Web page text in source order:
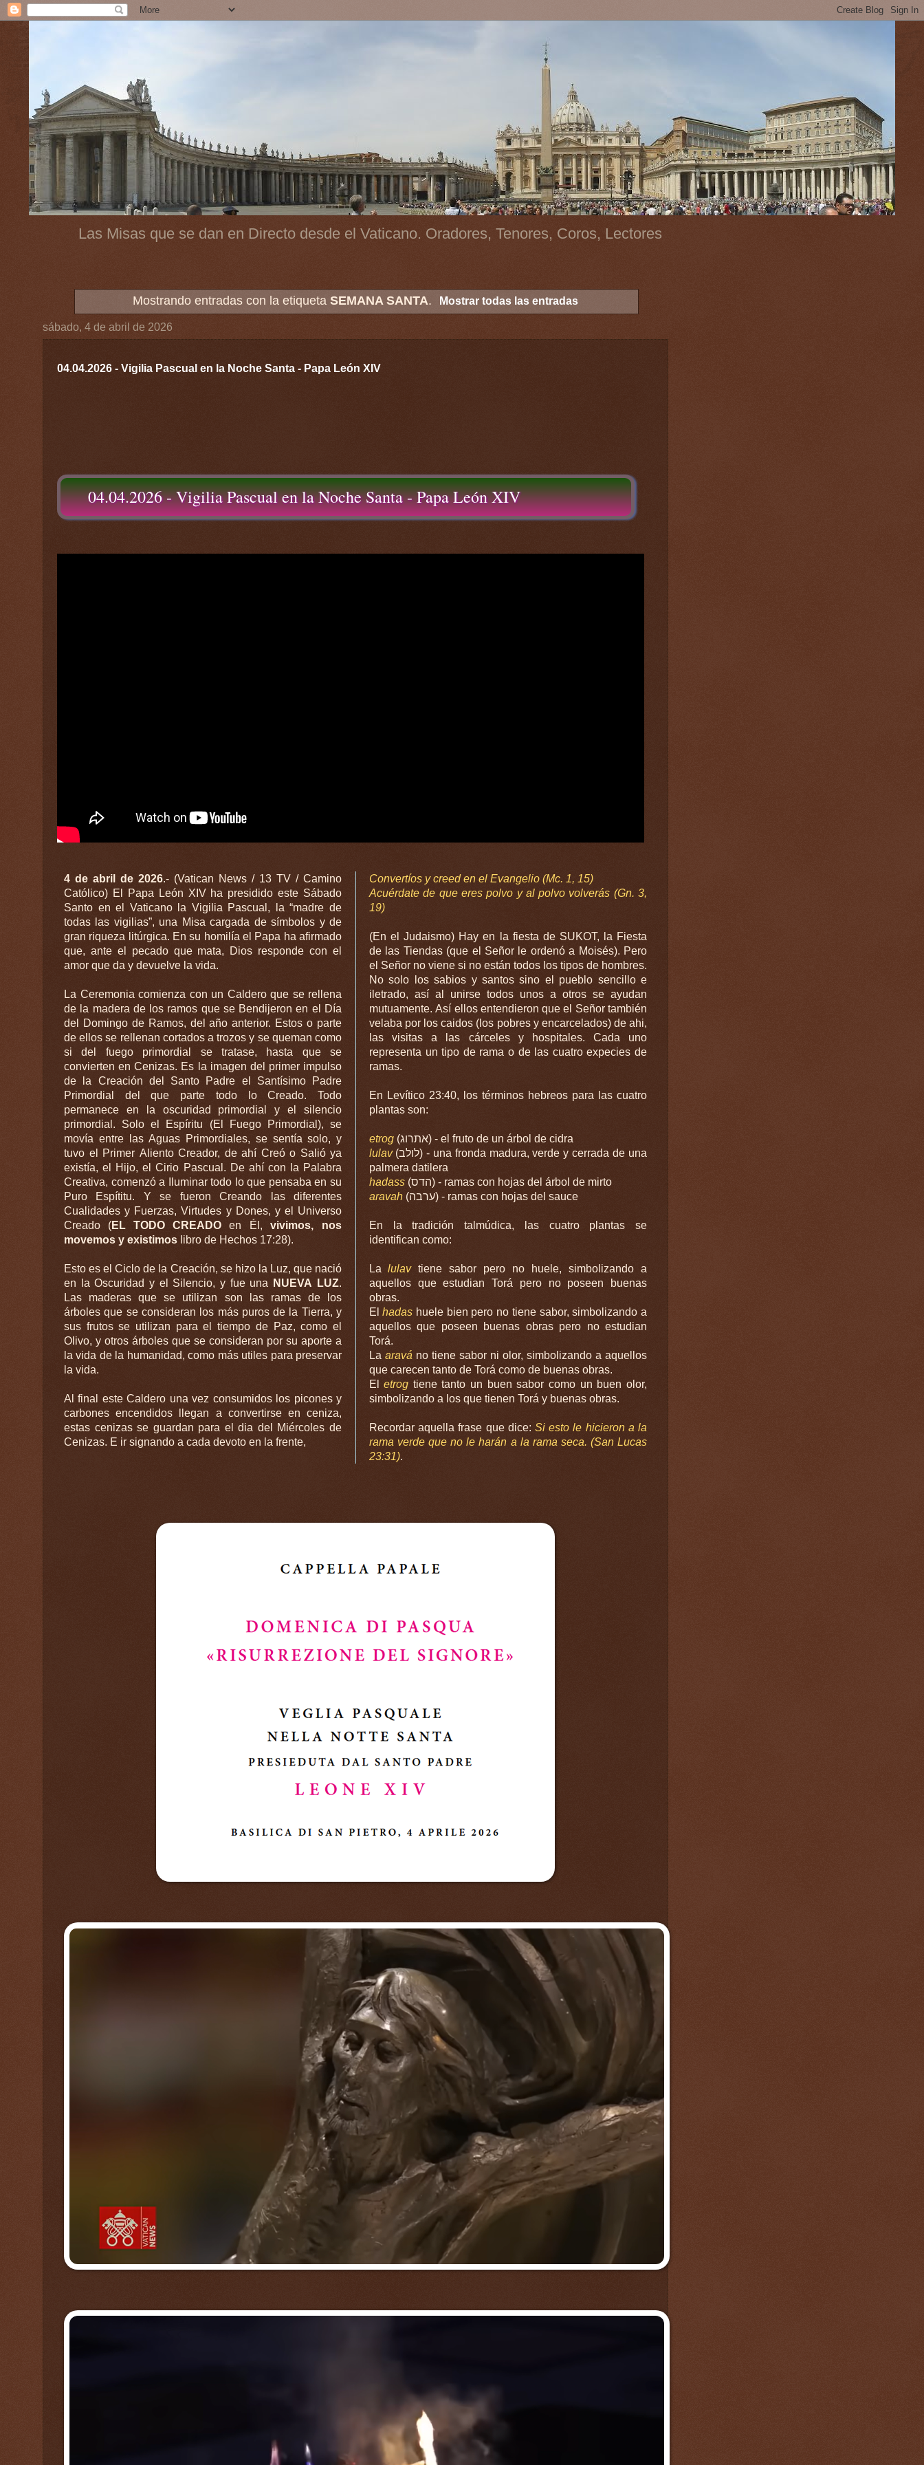
Las Misas que se dan en Directo desde el Vaticano. Oradores, Tenores, Coros, Lectores
Mostrando entradas con la etiqueta SEMANA SANTA. Mostrar todas las entradas
sábado, 4 de abril de 2026
04.04.2026 - Vigilia Pascual en la Noche Santa - Papa León XIV
04.04.2026 - Vigilia Pascual en la Noche Santa - Papa León XIV
4 de abril de 2026.- (Vatican News / 13 TV / Camino
Católico) El Papa León XIV ha presidido este Sábado
Santo en el Vaticano la Vigilia Pascual, la “madre de
todas las vigilias”, una Misa cargada de símbolos y de
gran riqueza litúrgica. En su homilía el Papa ha afirmado
que, ante el pecado que mata, Dios responde con el
amor que da y devuelve la vida.
La Ceremonia comienza con un Caldero que se rellena
de la madera de los ramos que se Bendijeron en el Día
del Domingo de Ramos, del año anterior. Estos o parte
de ellos se rellenan cortados a trozos y se queman como
si del fuego primordial se tratase, hasta que se
convierten en Cenizas. Es la imagen del primer impulso
de la Creación del Santo Padre el Santísimo Padre
Primordial del que parte todo lo Creado. Todo
permanece en la oscuridad primordial y el silencio
primordial. Solo el Espíritu (El Fuego Primordial), se
movía entre las Aguas Primordiales, se sentía solo, y
tuvo el Primer Aliento Creador, de ahí Creó o Salió ya
existía, el Hijo, el Cirio Pascual. De ahí con la Palabra
Creativa, comenzó a Iluminar todo lo que pensaba en su
Puro Espítitu. Y se fueron Creando las diferentes
Cualidades y Fuerzas, Virtudes y Dones, y el Universo
Creado (EL TODO CREADO en Él, vivimos, nos
movemos y existimos libro de Hechos 17:28).
Esto es el Ciclo de la Creación, se hizo la Luz, que nació
en la Oscuridad y el Silencio, y fue una
NUEVA LUZ.
Las maderas que se utilizan son las ramas de los
árboles que se consideran los más puros de la Tierra, y
sus frutos se utilizan para el tiempo de Paz, como el
Olivo, y otros árboles que se consideran por su aporte a
la vida de la humanidad, como más utiles para preservar
la vida.
Al final este Caldero una vez consumidos los picones y
carbones encendidos llegan a convertirse en ceniza,
estas cenizas se guardan para el dia del Miércoles de
Cenizas. E ir signando a cada devoto en la frente,
Convertíos y creed en el Evangelio (Mc. 1, 15)
Acuérdate de que eres polvo y al polvo volverás (Gn. 3,
19)
(En el Judaismo) Hay en la fiesta de SUKOT, la Fiesta
de las Tiendas (que el Señor le ordenó a Moisés). Pero
el Señor no viene si no están todos los tipos de hombres.
No solo los sabios y santos sino el pueblo sencillo e
iletrado, así al unirse todos unos a otros se ayudan
mutuamente. Así ellos entendieron que el Señor también
velaba por los caidos (los pobres y encarcelados) de ahi,
las visitas a las cárceles y hospitales. Cada uno
representa un tipo de rama o de las cuatro expecies de
ramas.
En Levítico 23:40, los términos hebreos para las cuatro
plantas son:
etrog
(אתרוג) - el fruto de un árbol de cidra
lulav(לולב) - una fronda madura, verde y cerrada de una
palmera datilera
hadass
(הדס) - ramas con hojas del árbol de mirto
aravah
(ערבה) - ramas con hojas del sauce
En la tradición talmúdica, las cuatro plantas se
identifican como:
La lulavtiene sabor pero no huele, simbolizando a
aquellos que estudian Torá pero no poseen buenas
obras.
El hadas huele bien pero no tiene sabor, simbolizando a
aquellos que poseen buenas obras pero no estudian
Torá.
La aravá no tiene sabor ni olor, simbolizando a aquellos
que carecen tanto de Torá como de buenas obras.
El etrog tiene tanto un buen sabor como un buen olor,
simbolizando a los que tienen Torá y buenas obras.
Recordar aquella frase que dice: Si esto le hicieron a la
rama verde que no le harán a la rama seca. (San Lucas
23:31).